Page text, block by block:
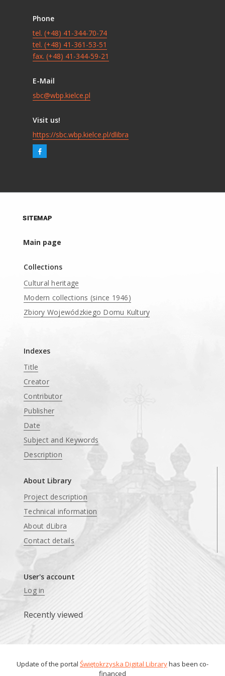
Phone
tel. (+48) 41-344-70-74
tel. (+48) 41-361-53-51
fax. (+48) 41-344-59-21
E-Mail
sbc@wbp.kielce.pl
Visit us!
https://sbc.wbp.kielce.pl/dlibra
SITEMAP
Main page
Collections
Cultural heritage
Modern collections (since 1946)
Zbiory Wojewódzkiego Domu Kultury
Indexes
Title
Creator
Contributor
Publisher
Date
Subject and Keywords
Description
About Library
Project description
Technical information
About dLibra
Contact details
User's account
Log in
Recently viewed
Update of the portal Świętokrzyska Digital Libraryhas been co-
financed